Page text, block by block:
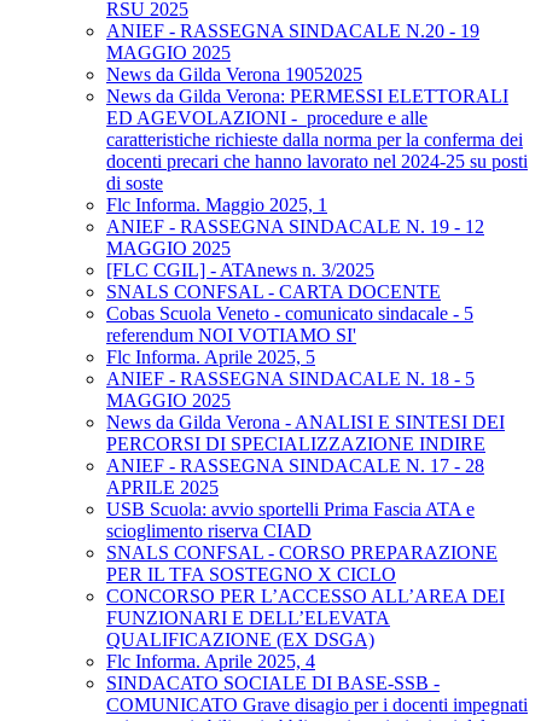
RSU 2025
ANIEF - RASSEGNA SINDACALE N.20 - 19
MAGGIO 2025
News da Gilda Verona 19052025
News da Gilda Verona: PERMESSI ELETTORALI
ED AGEVOLAZIONI - procedure e alle
caratteristiche richieste dalla norma per la conferma dei
docenti precari che hanno lavorato nel 2024-25 su posti
di soste
Flc Informa. Maggio 2025, 1
ANIEF - RASSEGNA SINDACALE N. 19 - 12
MAGGIO 2025
[FLC CGIL] - ATAnews n. 3/2025
SNALS CONFSAL - CARTA DOCENTE
Cobas Scuola Veneto - comunicato sindacale - 5
referendum NOI VOTIAMO SI'
Flc Informa. Aprile 2025, 5
ANIEF - RASSEGNA SINDACALE N. 18 - 5
MAGGIO 2025
News da Gilda Verona - ANALISI E SINTESI DEI
PERCORSI DI SPECIALIZZAZIONE INDIRE
ANIEF - RASSEGNA SINDACALE N. 17 - 28
APRILE 2025
USB Scuola: avvio sportelli Prima Fascia ATA e
scioglimento riserva CIAD
SNALS CONFSAL - CORSO PREPARAZIONE
PER IL TFA SOSTEGNO X CICLO
CONCORSO PER L’ACCESSO ALL’AREA DEI
FUNZIONARI E DELL’ELEVATA
QUALIFICAZIONE (EX DSGA)
Flc Informa. Aprile 2025, 4
SINDACATO SOCIALE DI BASE-SSB -
COMUNICATO Grave disagio per i docenti impegnati